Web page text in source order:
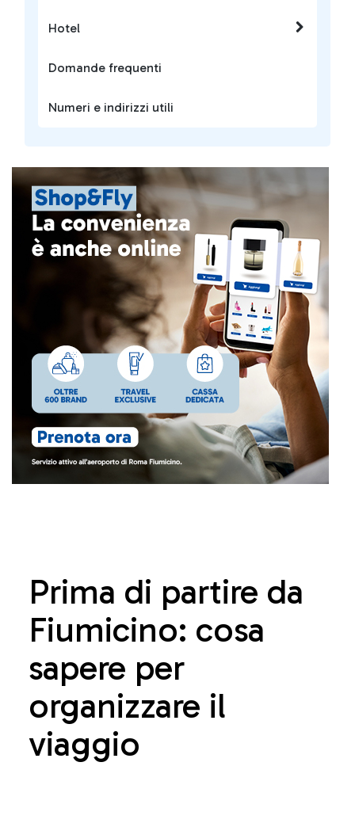
Prima di partire da
Fiumicino: cosa
sapere per
organizzare il
viaggio
Hotel
Domande frequenti
Numeri e indirizzi utili